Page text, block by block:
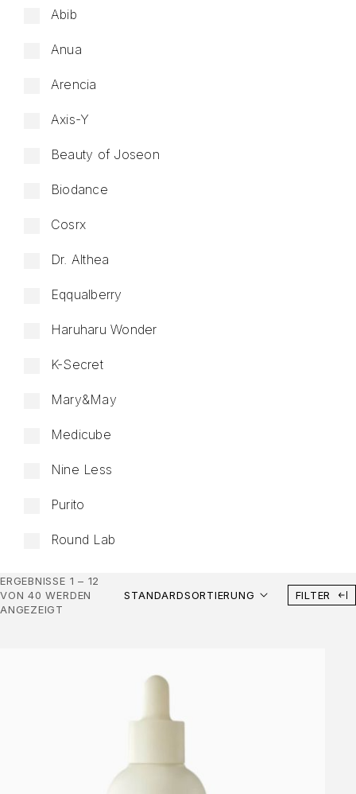
Abib
Anua
Arencia
Axis-Y
Beauty of Joseon
Biodance
Cosrx
Dr. Althea
Eqqualberry
Haruharu Wonder
K-Secret
Mary&May
Medicube
Nine Less
Purito
Round Lab
ERGEBNISSE 1 – 12
VON 40 WERDEN
ANGEZEIGT
STANDARDSORTIERUNG FILTER